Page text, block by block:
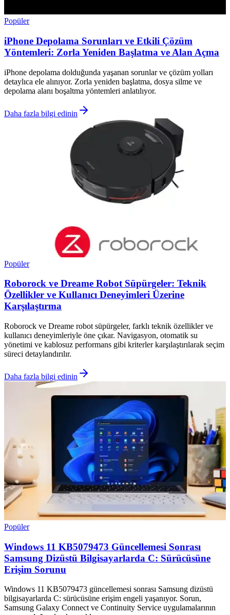
Popüler
iPhone Depolama Sorunları ve Etkili Çözüm
Yöntemleri: Zorla Yeniden Başlatma ve Alan Açma
iPhone depolama dolduğunda yaşanan sorunlar ve çözüm yolları
detaylıca ele alınıyor. Zorla yeniden başlatma, dosya silme ve
depolama alanı boşaltma yöntemleri anlatılıyor.
Daha fazla bilgi edinin
Popüler
Roborock ve Dreame Robot Süpürgeler: Teknik
Özellikler ve Kullanıcı Deneyimleri Üzerine
Karşılaştırma
Roborock ve Dreame robot süpürgeler, farklı teknik özellikler ve
kullanıcı deneyimleriyle öne çıkar. Navigasyon, otomatik su
yönetimi ve kablosuz performans gibi kriterler karşılaştırılarak seçim
süreci detaylandırılır.
Daha fazla bilgi edinin
Popüler
Windows 11 KB5079473 Güncellemesi Sonrası
Samsung Dizüstü Bilgisayarlarda C: Sürücüsüne
Erişim Sorunu
Windows 11 KB5079473 güncellemesi sonrası Samsung dizüstü
bilgisayarlarda C: sürücüsüne erişim engeli yaşanıyor. Sorun,
Samsung Galaxy Connect ve Continuity Service uygulamalarının